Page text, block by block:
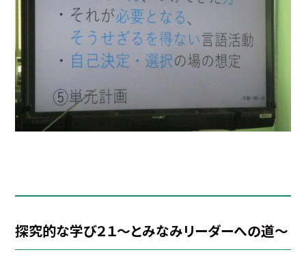
探究的な学び２１～とみなみリーダーへの道～